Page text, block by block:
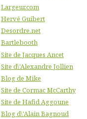
Largeur.com
Hervé Guibert
Desordre.net
Bartlebooth
Site de Jacques Ancet
Site d\'Alexandre Jollien
Blog de Mike
Site de Cormac McCarthy
Site de Hafid Aggoune
Blog d\'Alain Bagnoud